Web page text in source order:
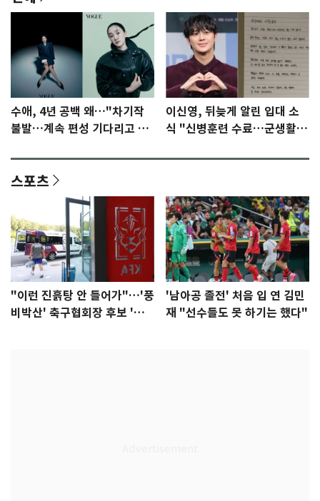
수애, 4년 공백 왜…"차기작
불발…계속 편성 기다리고 있
이신영, 뒤늦게 알린 입대 소
식 "신병훈련 수료…군생활
스포츠
"이런 진흙탕 안 들어가"…'풍
비박산' 축구협회장 후보 '실
'남아공 졸전' 처음 입 연 김민
재 "선수들도 못 하기는 했다"